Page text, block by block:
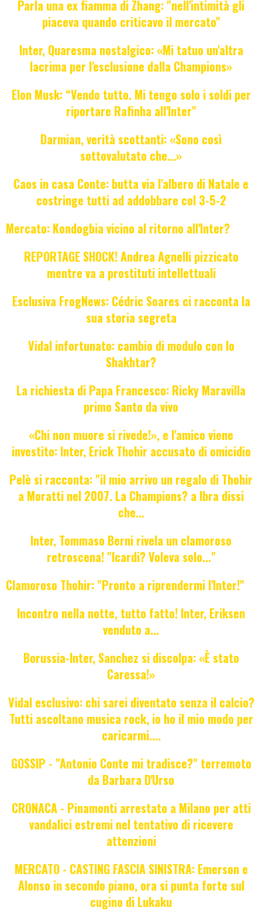
Parla una ex fiamma di Zhang: "nell'intimità gli
piaceva quando criticavo il mercato"
Inter, Quaresma nostalgico: «Mi tatuo un'altra
lacrima per l'esclusione dalla Champions»
Elon Musk: “Vendo tutto. Mi tengo solo i soldi per
riportare Rafinha all'Inter"
Darmian, verità scottanti: «Sono così
sottovalutato che...»
Caos in casa Conte: butta via l'albero di Natale e
costringe tutti ad addobbare col 3-5-2
Mercato: Kondogbia vicino al ritorno all'Inter?
REPORTAGE SHOCK! Andrea Agnelli pizzicato
mentre va a prostituti intellettuali
Esclusiva FrogNews: Cédric Soares ci racconta la
sua storia segreta
Vidal infortunato: cambio di modulo con lo
Shakhtar?
La richiesta di Papa Francesco: Ricky Maravilla
primo Santo da vivo
«Chi non muore si rivede!», e l'amico viene
investito: Inter, Erick Thohir accusato di omicidio
Pelè si racconta: "il mio arrivo un regalo di Thohir
a Moratti nel 2007. La Champions? a Ibra dissi
che...
Inter, Tommaso Berni rivela un clamoroso
retroscena! "Icardi? Voleva solo..."
Clamoroso Thohir: "Pronto a riprendermi l'Inter!"
Incontro nella notte, tutto fatto! Inter, Eriksen
venduto a...
Borussia-Inter, Sanchez si discolpa: «È stato
Caressa!»
Vidal esclusivo: chi sarei diventato senza il calcio?
Tutti ascoltano musica rock, io ho il mio modo per
caricarmi....
GOSSIP - "Antonio Conte mi tradisce?" terremoto
da Barbara D'Urso
CRONACA - Pinamonti arrestato a Milano per atti
vandalici estremi nel tentativo di ricevere
attenzioni
MERCATO - CASTING FASCIA SINISTRA: Emerson e
Alonso in secondo piano, ora si punta forte sul
cugino di Lukaku